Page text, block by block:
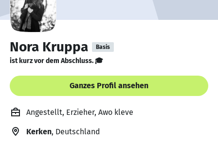
Nora Kruppa Basis
ist kurz vor dem Abschluss. 🎓
Ganzes Profil ansehen
Angestellt, Erzieher, Awo kleve
Kerken, Deutschland